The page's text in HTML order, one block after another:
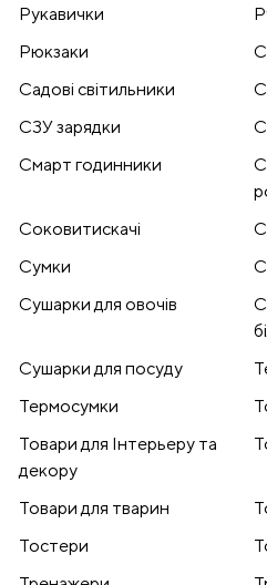
Рукавички
Рюкзаки
Садові світильники
СЗУ зарядки
Смарт годинники
Соковитискачі
Сумки
Сушарки для овочів
Сушарки для посуду
Термосумки
Товари для Інтерьеру та
декору
Товари для тварин
Тостери